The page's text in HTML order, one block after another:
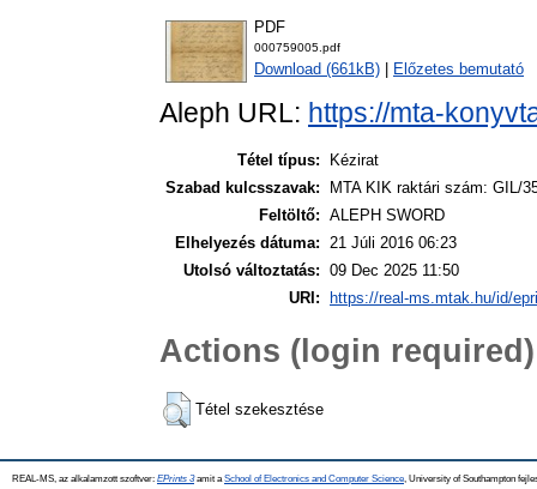
PDF
000759005.pdf
Download (661kB) Előzetes bemutató
Aleph URL: https://mta-
Tétel típus:
Kézirat
Szabad kulcsszavak:
MTA KIK raktári szám: GIL/
Feltöltő: ALEPH SWORD
Elhelyezés dátuma: 21 Júli 2016 06:23
Utolsó változtatás: 09 Dec 2025 11:50
URI:
https://real-ms.mtak.hu/id/
Actions (login required)
Tétel szekesztése
REAL-MS, az alkalamzott szoftver: EPrints 3amit a School of Electronics and Computer Science , University of Southampton